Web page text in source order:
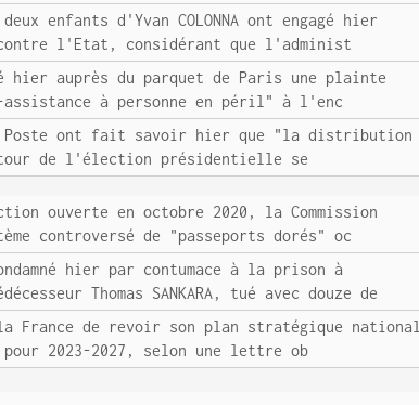
enfants d'Yvan COLONNA ont engagé hier
l'Etat, considérant que l'administ
hier auprès du parquet de Paris une plainte
assistance à personne en péril" à l'enc
Poste ont fait savoir hier que "la distribution
tour de l'élection présidentielle se
ouverte en octobre 2020, la Commission
controversé de "passeports dorés" oc
hier par contumace à la prison à
Thomas SANKARA, tué avec douze de
la France de revoir son plan stratégique national
2023-2027, selon une lettre ob